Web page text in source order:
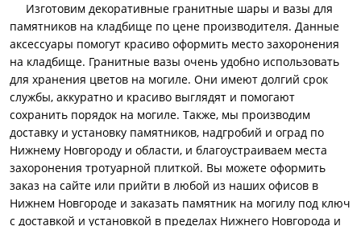
Изготовим декоративные гранитные шары и вазы для
памятников на кладбище по цене производителя. Данные
аксессуары помогут красиво оформить место захоронения
на кладбище. Гранитные вазы очень удобно использовать
для хранения цветов на могиле. Они имеют долгий срок
службы, аккуратно и красиво выглядят и помогают
сохранить порядок на могиле. Также, мы производим
доставку и установку памятников, надгробий и оград по
Нижнему Новгороду и области, и благоустраиваем места
захоронения тротуарной плиткой. Вы можете оформить
заказ на сайте или прийти в любой из наших офисов в
Нижнем Новгороде и заказать памятник на могилу под ключ
с доставкой и установкой в пределах Нижнего Новгорода и